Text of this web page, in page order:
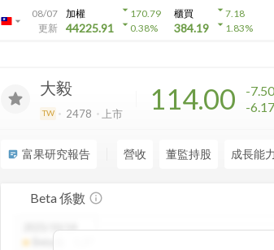
arrow_drop_down
08/07
更新
加權
44225.91
arrow_drop_down170.79
arrow_drop_down0.38%
櫃買
384.19
arrow_drop_down7.18
arrow_drop_down1.83%
大毅
TW 2478 上市 114.00
-7.50
-
sticky_note_2 富果研究報告 營收 董監持股 成長能力
Beta 係數 info_outline
2025/10/14